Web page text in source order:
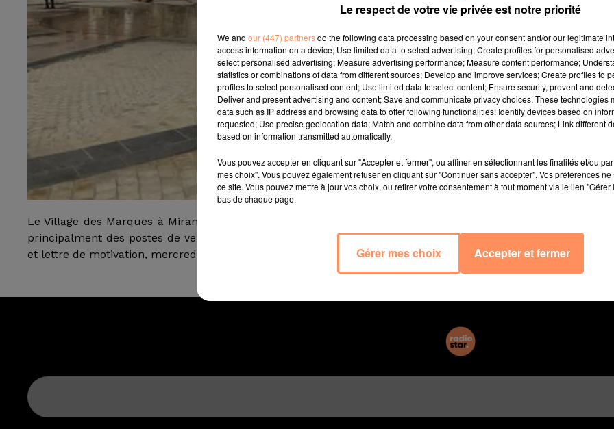
Le Village des Marques à Miramas propose un jobdating ce mercredi 30 mai, 80 emplois dont 16 en CDI,
principalment des postes de vendeurs, gestionnaires de stock. La pratique de l'anglais est un +, venez avec
et lettre de motivation, mercredi 30 mai de 14 h à 18h au Village des Marques à Miramas.
Le respect de votre vie privée est notre priorité
We and our (447) partnersdo the following data processing based on your consent and/or our legitimate
access information on a device; Use limited data to select advertising; Create profiles for personalised
select personalised advertising; Measure advertising performance; Measure content performance;
statistics or combinations of data from different sources; Develop and improve services; Create profiles to
profiles to select personalised content; Use limited data to select content; Ensure security, prevent and
Deliver and present advertising and content; Save and communicate privacy choices. These technologies
data such as IP address and browsing data to offer following functionalities: Identify devices based on
requested; Use precise geolocation data; Match and combine data from other data sources; Link different
based on information transmitted automatically.
Vous pouvez accepter en cliquant sur "Accepter et fermer", ou affiner en sélectionnant les finalités et/ou
mes choix". Vous pouvez également refuser en cliquant sur "Continuer sans accepter". Vos préférences
ce site. Vous pouvez mettre à jour vos choix, ou retirer votre consentement à tout moment via le lien
bas de chaque page.
Gérer mes choix Accepter et fermer